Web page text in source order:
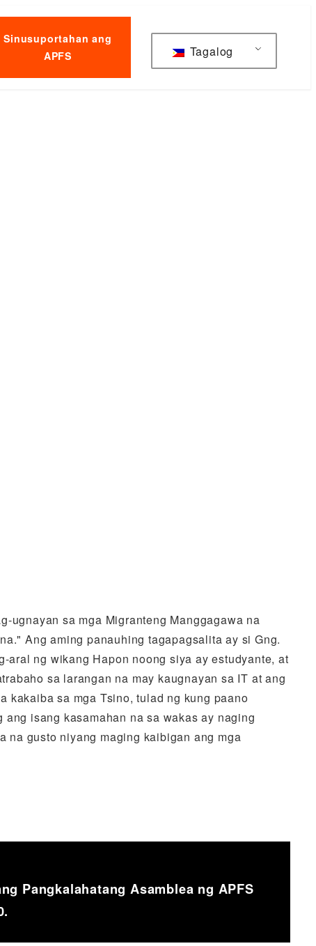
Sinusuportahan ang
APFS
Tagalog
ugnayan sa mga Migranteng Manggagawa na
Ang aming panauhing tagapagsalita ay si Gng.
ng wikang Hapon noong siya ay estudyante, at
sa larangan na may kaugnayan sa IT at ang
kakaiba sa mga Tsino, tulad ng kung paano
isang kasamahan na sa wakas ay naging
na gusto niyang maging kaibigan ang mga
Pangkalahatang Asamblea ng APFS